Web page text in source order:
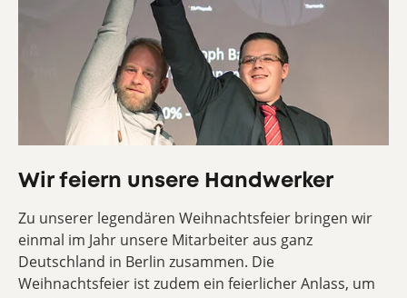
Wir feiern unsere Handwerker
Zu unserer legendären Weihnachtsfeier bringen wir
einmal im Jahr unsere Mitarbeiter aus ganz
Deutschland in Berlin zusammen. Die
Weihnachtsfeier ist zudem ein feierlicher Anlass, um